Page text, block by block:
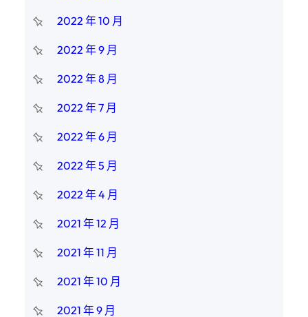
2022 年 10 月
2022 年 9 月
2022 年 8 月
2022 年 7 月
2022 年 6 月
2022 年 5 月
2022 年 4 月
2021 年 12 月
2021 年 11 月
2021 年 10 月
2021 年 9 月